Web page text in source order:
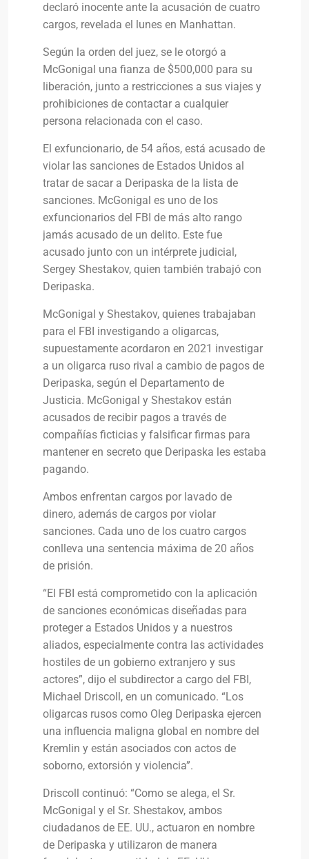
declaró inocente ante la acusación de cuatro
cargos, revelada el lunes en Manhattan.
Según la orden del juez, se le otorgó a
McGonigal una fianza de $500,000 para su
liberación, junto a restricciones a sus viajes y
prohibiciones de contactar a cualquier
persona relacionada con el caso.
El exfuncionario, de 54 años, está acusado de
violar las sanciones de Estados Unidos al
tratar de sacar a Deripaska de la lista de
sanciones. McGonigal es uno de los
exfuncionarios del FBI de más alto rango
jamás acusado de un delito. Este fue
acusado junto con un intérprete judicial,
Sergey Shestakov, quien también trabajó con
Deripaska.
McGonigal y Shestakov, quienes trabajaban
para el FBI investigando a oligarcas,
supuestamente acordaron en 2021 investigar
a un oligarca ruso rival a cambio de pagos de
Deripaska, según el Departamento de
Justicia. McGonigal y Shestakov están
acusados ​​de recibir pagos a través de
compañías ficticias y falsificar firmas para
mantener en secreto que Deripaska les estaba
pagando.
Ambos enfrentan cargos por lavado de
dinero, además de cargos por violar
sanciones. Cada uno de los cuatro cargos
conlleva una sentencia máxima de 20 años
de prisión.
“El FBI está comprometido con la aplicación
de sanciones económicas diseñadas para
proteger a Estados Unidos y a nuestros
aliados, especialmente contra las actividades
hostiles de un gobierno extranjero y sus
actores”, dijo el subdirector a cargo del FBI,
Michael Driscoll, en un comunicado. “Los
oligarcas rusos como Oleg Deripaska ejercen
una influencia maligna global en nombre del
Kremlin y están asociados con actos de
soborno, extorsión y violencia”.
Driscoll continuó: “Como se alega, el Sr.
McGonigal y el Sr. Shestakov, ambos
ciudadanos de EE. UU., actuaron en nombre
de Deripaska y utilizaron de manera